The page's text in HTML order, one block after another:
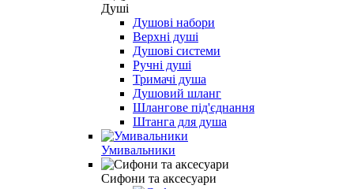
Душі
Душові набори
Верхні душі
Душові системи
Ручні душі
Тримачі душа
Душовий шланг
Шлангове під'єднання
Штанга для душа
Умивальники
Сифони та аксесуари